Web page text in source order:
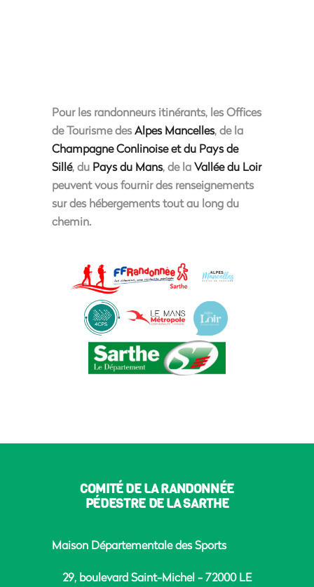
Pour les randonneurs itinérants, les Offices
de Tourisme desAlpes Mancelles, de la
Champagne Conlinoise et du Pays de
Sillé, du Pays du Mans, de laVallée du Loir
peuvent vous fournir des renseignements
sur des hébergements tout au long du
chemin.
COMITÉ DE LA RANDONNÉE
PÉDESTRE DE LA SARTHE
Maison Départementale des Sports
29, boulevard Saint-Michel - 72000 LE